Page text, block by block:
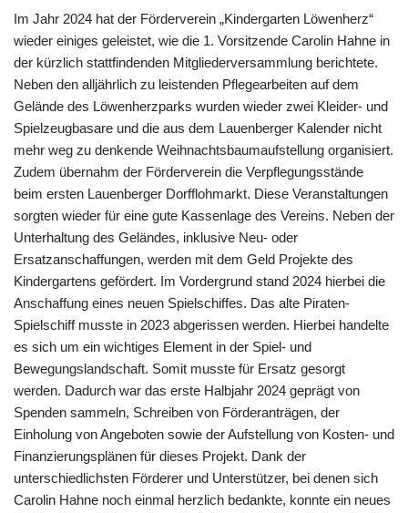
Im Jahr 2024 hat der Förderverein „Kindergarten Löwenherz“
wieder einiges geleistet, wie die 1. Vorsitzende Carolin Hahne in
der kürzlich stattfindenden Mitgliederversammlung berichtete.
Neben den alljährlich zu leistenden Pflegearbeiten auf dem
Gelände des Löwenherzparks wurden wieder zwei Kleider- und
Spielzeugbasare und die aus dem Lauenberger Kalender nicht
mehr weg zu denkende Weihnachtsbaumaufstellung organisiert.
Zudem übernahm der Förderverein die Verpflegungsstände
beim ersten Lauenberger Dorfflohmarkt. Diese Veranstaltungen
sorgten wieder für eine gute Kassenlage des Vereins. Neben der
Unterhaltung des Geländes, inklusive Neu- oder
Ersatzanschaffungen, werden mit dem Geld Projekte des
Kindergartens gefördert. Im Vordergrund stand 2024 hierbei die
Anschaffung eines neuen Spielschiffes. Das alte Piraten-
Spielschiff musste in 2023 abgerissen werden. Hierbei handelte
es sich um ein wichtiges Element in der Spiel- und
Bewegungslandschaft. Somit musste für Ersatz gesorgt
werden. Dadurch war das erste Halbjahr 2024 geprägt von
Spenden sammeln, Schreiben von Förderanträgen, der
Einholung von Angeboten sowie der Aufstellung von Kosten- und
Finanzierungsplänen für dieses Projekt. Dank der
unterschiedlichsten Förderer und Unterstützer, bei denen sich
Carolin Hahne noch einmal herzlich bedankte, konnte ein neues